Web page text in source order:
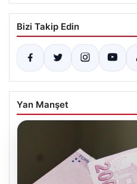
Bizi Takip Edin
Yan Manşet